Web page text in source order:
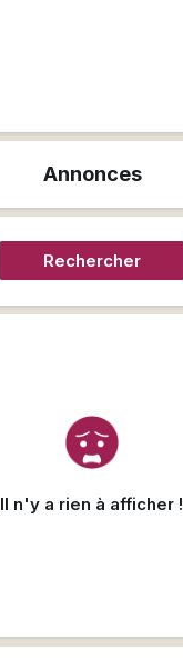
Annonces
Rechercher
Il n'y a rien à afficher !